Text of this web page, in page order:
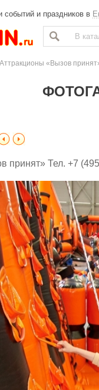
событий и праздников в
Аттракционы «Вызов
принят» Тел. +7